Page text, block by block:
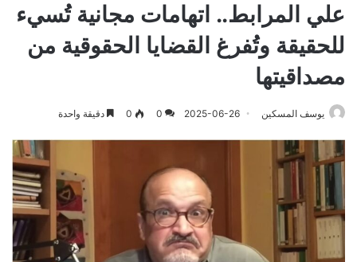
علي المرابط.. اتهامات مجانية تُسيء
للحقيقة وتُفرغ القضايا الحقوقية من
مصداقيتها
يوسف المسكين 2025-06-26
0
0 دقيقة واحدة